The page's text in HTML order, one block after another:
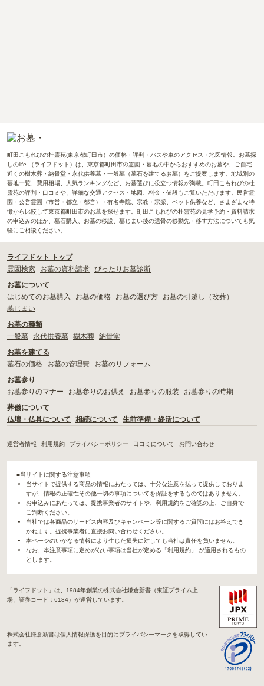
町田こもれびの杜霊苑(東京都町田市）の価格・評判・バスや車のアクセス・地図情報。お墓探
しのlife.（ライフドット）は、東京都町田市の霊園・墓地の中からおすすめのお墓や、ご自宅
近くの樹木葬・納骨堂・永代供養墓・一般墓（墓石を建てるお墓）をご提案します。地域別の
墓地一覧、費用相場、人気ランキングなど、お墓選びに役立つ情報が満載。町田こもれびの杜
霊苑の評判・口コミや、詳細な交通アクセス・地図、料金・値段もご覧いただけます。民営霊
園・公営霊園（市営・都立・都営）・有名寺院、宗教・宗派、ペット供養など、さまざまな特
徴から比較して東京都町田市のお墓を探せます。町田こもれびの杜霊苑の見学予約・資料請求
の申込みのほか、墓石購入、お墓の移設、墓じまい後の遺骨の移動先・移す方法についても気
軽にご相談ください。
ライフドット トップ
霊園検索
お墓の資料請求 ぴったりお墓診断
お墓について
はじめてのお墓購入
お墓の価格 お墓の選び方
お墓の引越し（改葬）
墓じまい
お墓の種類
一般墓
永代供養墓 樹木葬 納骨堂
お墓を建てる
墓石の価格
お墓の管理費
お墓のリフォーム
お墓参り
お墓参りのマナー
お墓参りのお供え お墓参りの服装
お墓参りの時期
葬儀について
仏壇・仏具について
相続について 生前準備・終活について
運営者情報 利用規約 プライバシーポリシー 口コミについて お問い合わせ
■当サイトに関する注意事項
当サイトで提供する商品の情報にあたっては、十分な注意を払って提供しておりま
すが、情報の正確性その他一切の事項についてを保証をするものではありません。
お申込みにあたっては、提携事業者のサイトや、利用規約をご確認の上、ご自身で
ご判断ください。
当社では各商品のサービス内容及びキャンペーン等に関するご質問にはお答えでき
かねます。提携事業者に直接お問い合わせください。
本ページのいかなる情報により生じた損失に対しても当社は責任を負いません。
なお、本注意事項に定めがない事項は当社が定める「利用規約」 が適用されるもの
とします。
「ライフドット」は、1984年創業の株式会社鎌倉新書（東証プライム上
場、証券コード：6184）が運営しています。
株式会社鎌倉新書は個人情報保護を目的にプライバシーマークを取得してい
ます。